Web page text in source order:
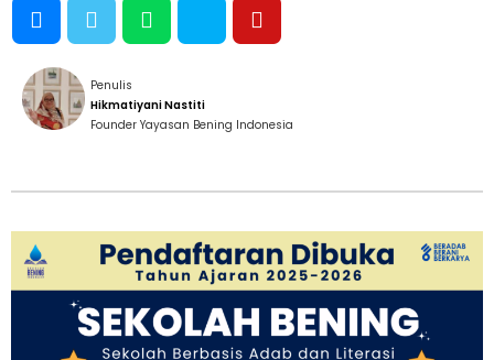
Penulis
Hikmatiyani Nastiti
Founder Yayasan Bening Indonesia